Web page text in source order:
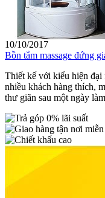
10/10/2017
Bồn tắm massage đứng
Thiết kế với kiểu hiện đại
nhiều khách hàng thích,
thư giãn sau một ngày